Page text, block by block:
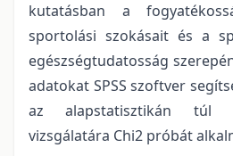
kutatásban a
sportolási szokásait és a
egészségtudatosság
adatokat SPSS szoftver
az alapstatisztikán túl
vizsgálatára Chi2 próbát